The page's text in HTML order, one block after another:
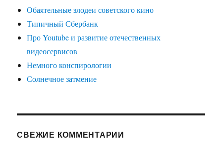
Обаятельные злодеи советского кино
Типичный Сбербанк
Про Youtube и развитие отечественных
видеосервисов
Немного конспирологии
Солнечное затмение
СВЕЖИЕ КОММЕНТАРИИ